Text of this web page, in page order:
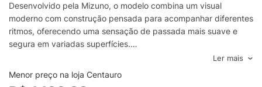
Desenvolvido pela Mizuno, o modelo combina um visual
moderno com construção pensada para acompanhar diferentes
ritmos, oferecendo uma sensação de passada mais suave e
segura em variadas superfícies.
O cabedal foi projetado para favorecer a ventilação e o ajuste
ao pé, ajudando a manter a sensação de frescor durante o uso
e promovendo melhor calce. A estrutura do tênis contribui para
Ler mais
Menor preço na loja Centauro